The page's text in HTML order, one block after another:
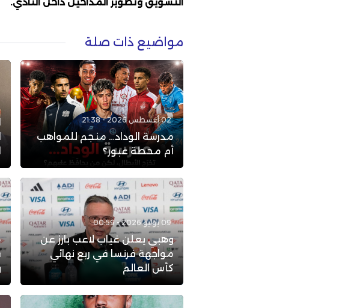
مواضيع ذات صلة
02 أغسطس 2026 - 21:38
مدرسة الوداد… منجم للمواهب
أم محطة عبور؟
09 يوليو 2026 - 00:59
وهبي يعلن غياب لاعب بارز عن
مواجهة فرنسا في ربع نهائي
كأس العالم